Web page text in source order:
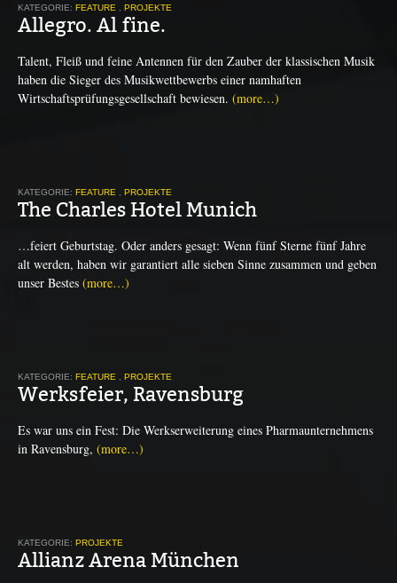
KATEGORIE: FEATURE PROJEKTE
Allegro. Al fine.
Talent, Fleiß und feine Antennen für den Zauber der klassischen Musik
haben die Sieger des Musikwettbewerbs einer namhaften
Wirtschaftsprüfungsgesellschaft bewiesen. (more…)
KATEGORIE: FEATURE PROJEKTE
The Charles Hotel Munich
…feiert Geburtstag. Oder anders gesagt: Wenn fünf Sterne fünf Jahre
alt werden, haben wir garantiert alle sieben Sinne zusammen und geben
unser Bestes (more…)
KATEGORIE: FEATURE PROJEKTE
Werksfeier, Ravensburg
Es war uns ein Fest: Die Werkserweiterung eines Pharmaunternehmens
in Ravensburg, (more…)
KATEGORIE: PROJEKTE
Allianz Arena München